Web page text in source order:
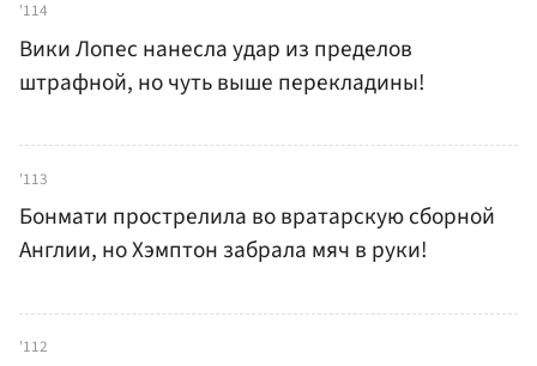
'114
Вики Лопес нанесла удар из пределов
штрафной, но чуть выше перекладины!
'113
Бонмати прострелила во вратарскую сборной
Англии, но Хэмптон забрала мяч в руки!
'112